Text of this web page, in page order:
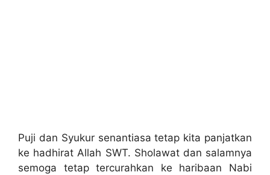
Puji dan Syukur senantiasa tetap kita panjatkan
ke hadhirat Allah SWT. Sholawat dan salamnya
semoga tetap tercurahkan ke haribaan Nabi